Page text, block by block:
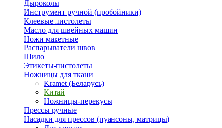
Дыроколы
Инструмент ручной (пробойники)
Клеевые пистолеты
Масло для швейных машин
Ножи макетные
Распарыватели швов
Шило
Этикеты-пистолеты
Ножницы для ткани
Kramet (Беларусь)
Китай
Ножницы-перекусы
Прессы ручные
Насадки для прессов (пуансоны, матрицы)